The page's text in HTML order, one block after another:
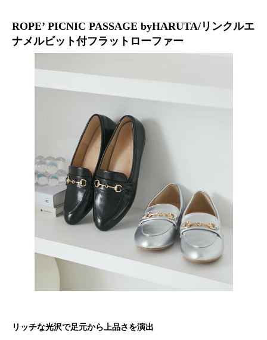
ROPE’ PICNIC PASSAGE byHARUTA/リンクルエ
ナメルビット付フラットローファー
リッチな光沢で足元から上品さを演出